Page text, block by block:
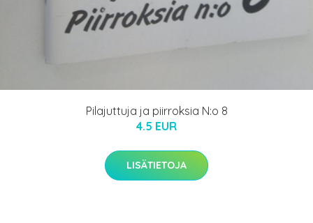
Pilajuttuja ja piirroksia N:o 8
4.5 EUR
LISÄTIETOJA